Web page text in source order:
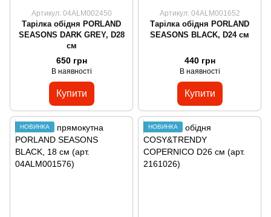
Артикул: 04ALM002450
Тарілка обідня PORLAND
SEASONS DARK GREY, D28
см
650 грн
В наявності
Купити
Артикул: 04ALM001652
Тарілка обідня PORLAND
SEASONS BLACK, D24 см
440 грн
В наявності
Купити
НОВИНКА НОВИНКА